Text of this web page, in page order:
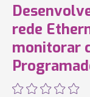
rede
monitorar